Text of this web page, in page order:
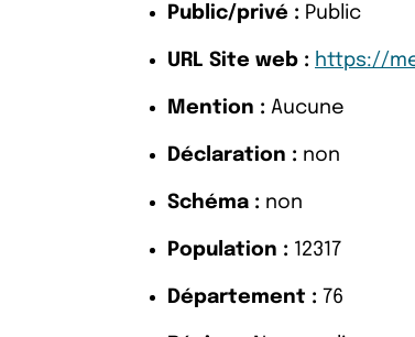
Public/privé : Public
URL Site web : https://
Mention : Aucune
Déclaration : non
Schéma : non
Population : 12317
Département : 76